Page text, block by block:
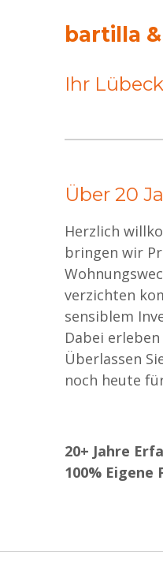
bartilla
Ihr
Über 20
Herzlich
bringen wir
verzichten
sensiblem
Dabei
Überlassen
noch heute
20+ Jahre
100% Eigene